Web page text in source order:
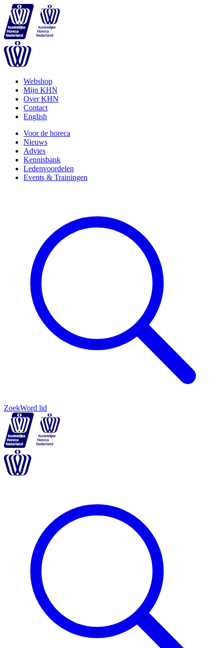
Webshop
Mijn KHN
Over KHN
Contact
English
Voor de horeca
Nieuws
Advies
Kennisbank
Ledenvoordelen
Events & Trainingen
ZoekWord lid